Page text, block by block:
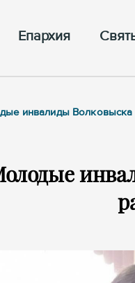
Епархия
инвалиды